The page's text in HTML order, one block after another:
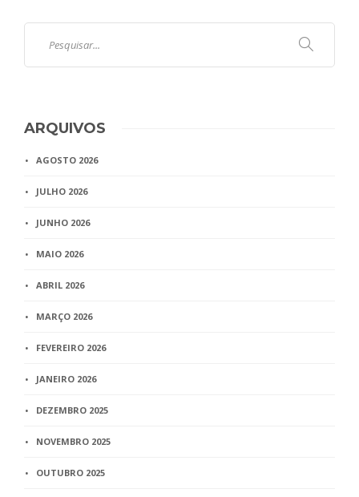
ARQUIVOS
AGOSTO 2026
JULHO 2026
JUNHO 2026
MAIO 2026
ABRIL 2026
MARÇO 2026
FEVEREIRO 2026
JANEIRO 2026
DEZEMBRO 2025
NOVEMBRO 2025
OUTUBRO 2025